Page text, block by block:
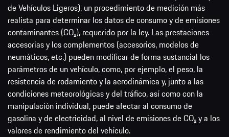
de Vehículos Ligeros), un procedimiento de medición más
realista para determinar los datos de consumo y de emisiones
contaminantes (CO₂), requerido por la ley. Las prestaciones
accesorias y los complementos (accesorios, modelos de
neumáticos, etc.) pueden modificar de forma sustancial los
parámetros de un vehículo, como, por ejemplo, el peso, la
resistencia de rodamiento y la aerodinámica y, junto a las
condiciones meteorológicas y del tráfico, así como con la
manipulación individual, puede afectar al consumo de
gasolina y de electricidad, al nivel de emisiones de CO₂ y a los
valores de rendimiento del vehículo.